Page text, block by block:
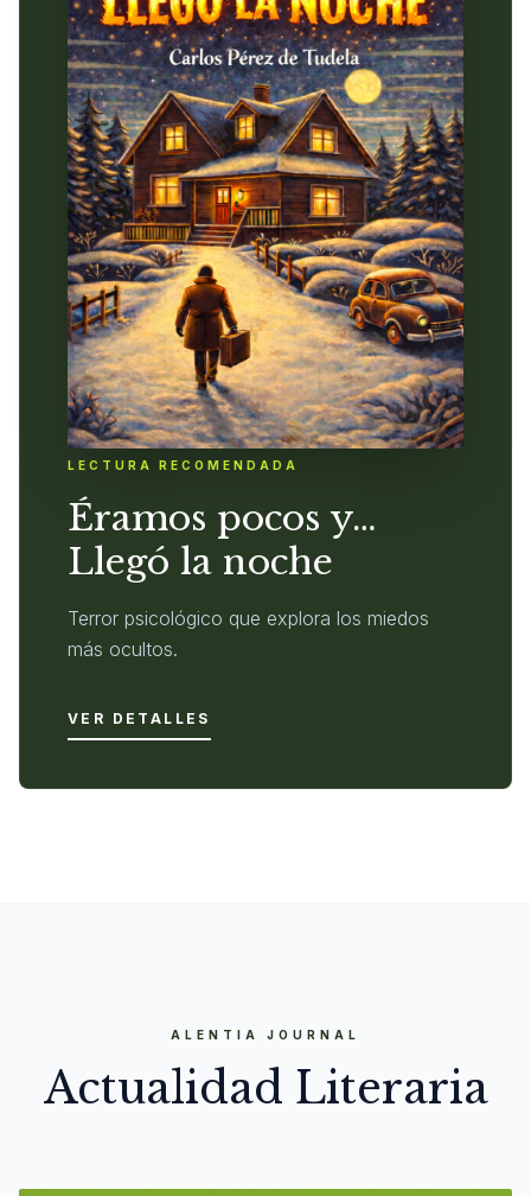
LECTURA RECOMENDADA
Éramos pocos y…
Llegó la noche
Terror psicológico que explora los miedos
más ocultos.
VER DETALLES
ALENTIA JOURNAL
Actualidad Literaria